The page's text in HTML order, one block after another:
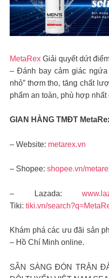
MetaRex Giải quyết dứt
– Đánh bay cảm giác
nhỏ” thơm tho, tăng chất
phẩm an toàn, phù hợp
GIAN HÀNG TMĐT
– Website: metarex.vn
– Shopee: shopee.vn/
– Lazada:
Tiki: tiki.vn/
Khám phá các ưu đãi sản
– Hồ Chí Minh online.
️SẴN SÀNG ĐÓN TRẬN